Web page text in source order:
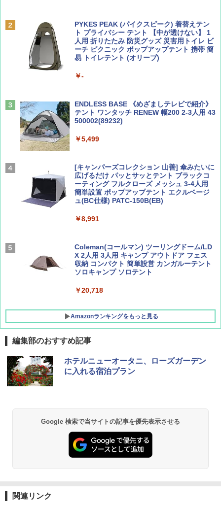
￥1,540
集】ボーイング110周年を祝して！
BE-PAL(ビ-パル) 2026年 9 月号【特別付録:
SOTO ミニマル"旅"財布 ランダム2種】
￥1,500
￥2,479
ァキア 2026～2027 地球の歩き方A ヨーロッ
￥2,277
新しい日本地理 地図・統計・移動から読み
解く (講談社現代新書)
￥1,540
PYKES PEAK (パイクスピーク) 着替えテン
ト プライバシー テント 【中が透けない】 1
人用 折りたたみ 防災グッズ 災害用トイレ ビ
ーチ ピクニック ポップアップテント 携帯 簡
易 トイレテント (オリーブ)
￥-
ENDLESS BASE 《めざましテレビで紹介》
テント ワンタッチ RENEW 幅200 2-3人用 43
500002(89232)
￥5,499
[キャンパーズコレクション 山善] 傘みたいに
広げるだけ パッとサッとテント ブラックコ
ーティング フルクローズ メッシュ 3-4人用
簡単設置 ポップアップテント エクルベージ
ュ(BC仕様) PATC-150B(EB)
￥8,991
Coleman(コールマン) ツーリングドーム/LD
X 2人用 3人用 キャンプ アウトドア フェス
収納 コンパクト 簡単設営 カンガルーテント
ソロキャンプ ソロテント
￥20,718
Amazonランキングをもっと見る
GRANDOOR ステンレス保冷剤 2個セット 2
026リニューアル 急速冷凍 空間倍増 衛生的
コンパクト 保冷力長持ち
ポインターライト 強力 小型 緑色/赤色/青紫色
可能 安全ロック付き 高安全性 金属製耐久 コ
ンパクト多機能設計 持ち運び便利 アウトド
ア/オフィス/教育現場/展示会用 緑
￥1,180
編集部のおすすめ記事
ホテルニューオータニ、ローズガーデン
に入れる宿泊プラン
Google 検索で当サイトの記事を優先表示させる
関連リンク